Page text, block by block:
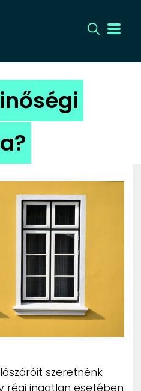
szeretnénk
régi ingatlan esetében